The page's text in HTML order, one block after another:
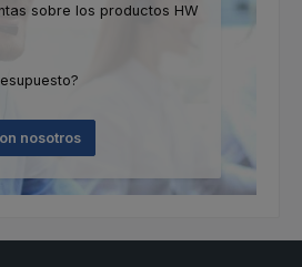
sobre los productos HW
nosotros